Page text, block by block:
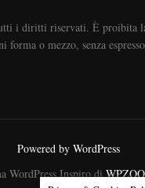
i diritti riservati. È proibita
forma o mezzo, senza
Powered by WordPress
WordPress Inspiro di